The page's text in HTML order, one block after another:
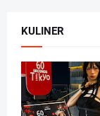
KULINER